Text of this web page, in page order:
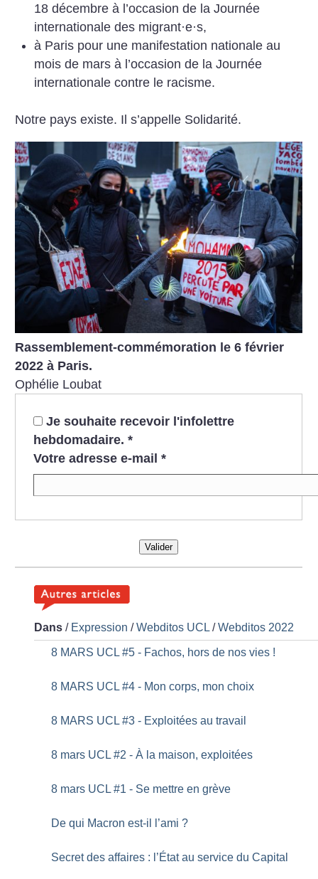
18 décembre à l’occasion de la Journée
internationale des migrant·e·s,
à Paris pour une manifestation nationale au
mois de mars à l’occasion de la Journée
internationale contre le racisme.
Notre pays existe. Il s’appelle Solidarité.
Rassemblement-commémoration le 6 février
2022 à Paris.
Ophélie Loubat
Je souhaite recevoir l'infolettre
hebdomadaire. *
Votre adresse e-mail *
Valider
Dans / Expression /Webditos UCL /Webditos 2022
8 MARS UCL #5 - Fachos, hors de nos vies !
8 MARS UCL #4 - Mon corps, mon choix
8 MARS UCL #3 - Exploitées au travail
8 mars UCL #2 - À la maison, exploitées
8 mars UCL #1 - Se mettre en grève
De qui Macron est-il l’ami ?
Secret des affaires : l’État au service du Capital